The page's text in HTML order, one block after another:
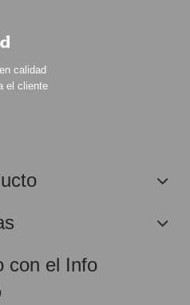
calidad
el cliente
con el Info